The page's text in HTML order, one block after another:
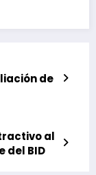
de
al
del BID